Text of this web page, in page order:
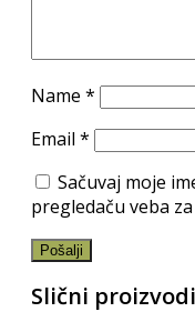
Name *
Email *
Sačuvaj moje
pregledaču veba
Slični proizvodi